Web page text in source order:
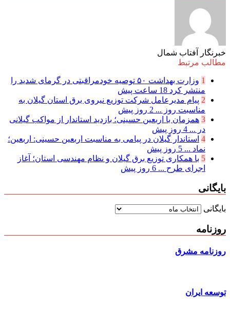
خبرنگار آفتاب شمال
مطالب مرتبط
1
وزارت بهداشت ۵۰ توصیه خودمراقبتی در گرمای شدید را
منتشر کرد 18 ساعت پیش
2 پیام مدیرعامل شركت توزیع نیروی برق استان گیلان به
مناسبت روز ... 2 روز پیش
3 همزمان با اربعین حسینی؛ بازدید استاندار از مواکب گیلانی
در ... 4 روز پیش
4 استاندار گیلان در پیامی به مناسبت اربعین حسینی: اربعین؛
نماد ... 5 روز پیش
5 با همکاری توزیع برق گیلان و نظام مهندسی استان؛ آغاز
اجرای طرح ... 6 روز پیش
بایگانی
بایگانی
روزنامه
روزنامه مشرق
توسعه ایران